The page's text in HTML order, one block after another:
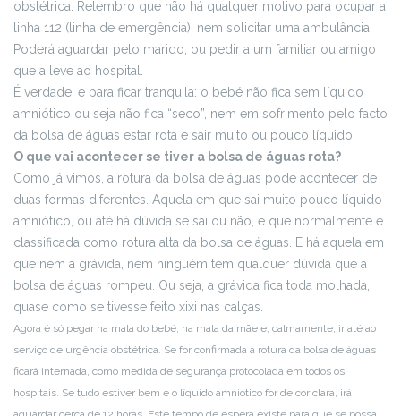
obstétrica. Relembro que não há qualquer motivo para ocupar a
linha 112 (linha de emergência), nem solicitar uma ambulância!
Poderá aguardar pelo marido, ou pedir a um familiar ou amigo
que a leve ao hospital.
É verdade, e para ficar tranquila: o bebé não fica sem líquido
amniótico ou seja não fica “seco”, nem em sofrimento pelo facto
da bolsa de águas estar rota e sair muito ou pouco líquido.
O que vai acontecer se tiver a bolsa de águas rota?
Como já vimos, a rotura da bolsa de águas pode acontecer de
duas formas diferentes. Aquela em que sai muito pouco líquido
amniótico, ou até há dúvida se sai ou não, e que normalmente é
classificada como rotura alta da bolsa de águas. E há aquela em
que nem a grávida, nem ninguém tem qualquer dúvida que a
bolsa de águas rompeu. Ou seja, a grávida fica toda molhada,
quase como se tivesse feito xixi nas calças.
Agora é só pegar na mala do bebé, na mala da mãe e, calmamente, ir até ao
serviço de urgência obstétrica. Se for confirmada a rotura da bolsa de águas
ficará internada, como medida de segurança protocolada em todos os
hospitais. Se tudo estiver bem e o líquido amniótico for de cor clara, irá